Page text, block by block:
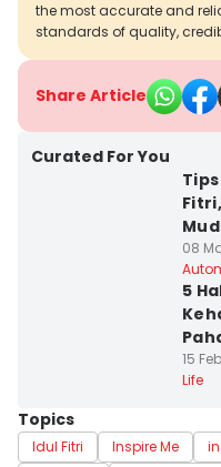
the most accurate and
standards of quality,
Share Article
Curated For You
08
5
15
Life
Topics
Idul Fitri Inspire Me